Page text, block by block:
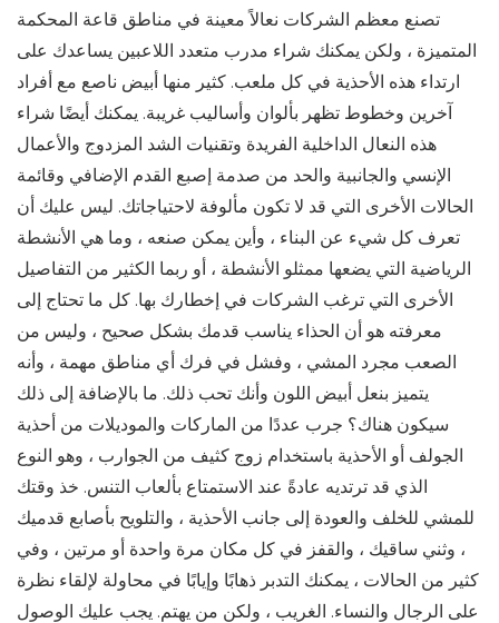
تصنع معظم الشركات نعالاً معينة في مناطق قاعة المحكمة
المتميزة ، ولكن يمكنك شراء مدرب متعدد اللاعبين يساعدك على
ارتداء هذه الأحذية في كل ملعب. كثير منها أبيض ناصع مع أفراد
آخرين وخطوط تظهر بألوان وأساليب غريبة. يمكنك أيضًا شراء
هذه النعال الداخلية الفريدة وتقنيات الشد المزدوج والأعمال
الإنسي والجانبية والحد من صدمة إصبع القدم الإضافي وقائمة
الحالات الأخرى التي قد لا تكون مألوفة لاحتياجاتك. ليس عليك أن
تعرف كل شيء عن البناء ، وأين يمكن صنعه ، وما هي الأنشطة
الرياضية التي يضعها ممثلو الأنشطة ، أو ربما الكثير من التفاصيل
الأخرى التي ترغب الشركات في إخطارك بها. كل ما تحتاج إلى
معرفته هو أن الحذاء يناسب قدمك بشكل صحيح ، وليس من
الصعب مجرد المشي ، وفشل في فرك أي مناطق مهمة ، وأنه
يتميز بنعل أبيض اللون وأنك تحب ذلك. ما بالإضافة إلى ذلك
سيكون هناك؟ جرب عددًا من الماركات والموديلات من أحذية
الجولف أو الأحذية باستخدام زوج كثيف من الجوارب ، وهو النوع
الذي قد ترتديه عادةً عند الاستمتاع بألعاب التنس. خذ وقتك
للمشي للخلف والعودة إلى جانب الأحذية ، والتلويح بأصابع قدميك
، وثني ساقيك ، والقفز في كل مكان مرة واحدة أو مرتين ، وفي
كثير من الحالات ، يمكنك التدبر ذهابًا وإيابًا في محاولة لإلقاء نظرة
على الرجال والنساء. الغريب ، ولكن من يهتم. يجب عليك الوصول